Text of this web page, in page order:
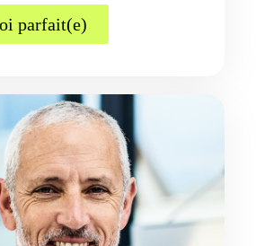
parfait(e)